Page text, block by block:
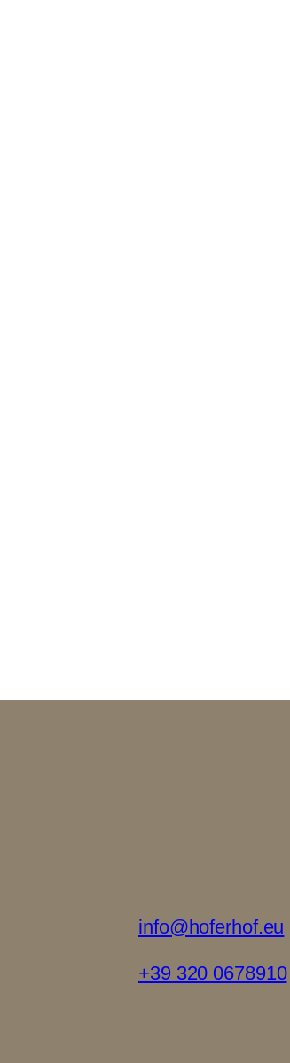
info@hoferhof.eu
+39 320 0678910